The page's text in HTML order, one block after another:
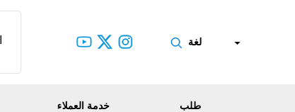
لغة
خدمة العملاء طلب